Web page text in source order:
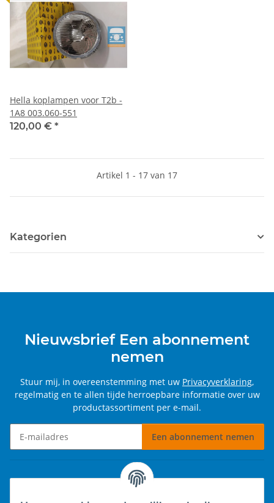
Hella koplampen voor T2b -
1A8 003.060-551
120,00 € *
Artikel 1 - 17 van 17
Kategorien
Nieuwsbrief Een abonnement
nemen
Stuur mij, in overeenstemming met uw Privacyverklaring,
regelmatig en te allen tijde herroepbare informatie over uw
productassortiment per e-mail.
Een abonnement nemen
Informatie